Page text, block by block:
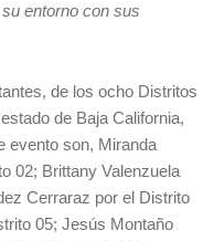
entorno con sus
de los ocho Distritos
de Baja California,
evento son, Miranda
02; Brittany Valenzuela
Cerraraz por el Distrito
05; Jesús Montaño